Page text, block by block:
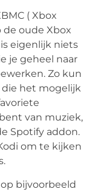
( Xbox
de oude Xbox
eigenlijk niets
je geheel naar
Zo kun
die het mogelijk
van muziek,
Spotify addon.
om te kijken
bijvoorbeeld